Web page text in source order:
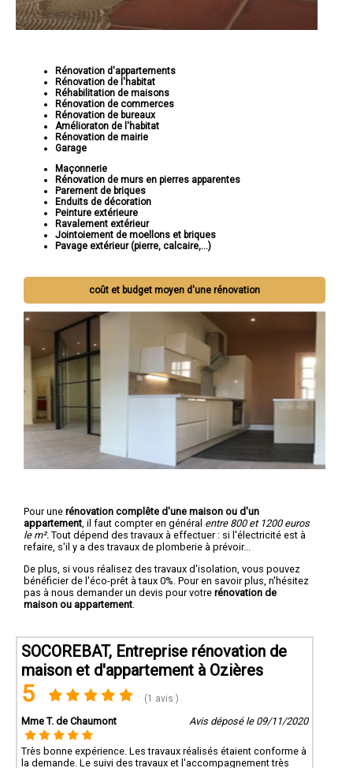
Rénovation d'appartements
Rénovation de l'habitat
Réhabilitation de maisons
Rénovation de commerces
Rénovation de bureaux
Amélioraton de l'habitat
Rénovation de mairie
Garage
Maçonnerie
Rénovation de murs en pierres apparentes
Parement de briques
Enduits de décoration
Peinture extérieure
Ravalement extérieur
Jointoiement de moellons et briques
Pavage extérieur (pierre, calcaire,...)
coût et budget moyen d'une rénovation
Pour une rénovation complête d'une maison ou d'un
appartement , il faut compter en général entre 800 et 1200 euros
le m². Tout dépend des travaux à effectuer : si l'électricité est à
refaire, s'il y a des travaux de plomberie à prévoir...
De plus, si vous réalisez des travaux d'isolation, vous pouvez
bénéficier de l'éco-prêt à taux 0%. Pour en savoir plus, n'hésitez
pas à nous demander un devis pour votre rénovation de
maison ou appartement
SOCOREBAT, Entreprise rénovation de
maison et d'appartement à Ozières
5 (1 avis )
Mme T. de Chaumont Avis déposé le 09/11/2020
Très bonne expérience. Les travaux réalisés étaient conforme à
la demande. Le suivi des travaux et l'accompagnement très